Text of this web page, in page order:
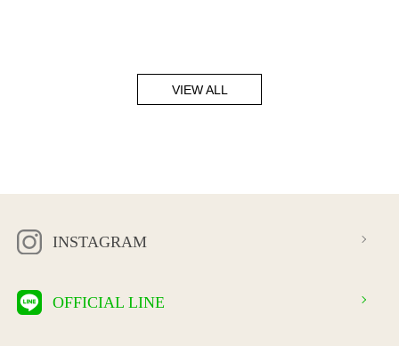
VIEW ALL
INSTAGRAM
OFFICIAL LINE